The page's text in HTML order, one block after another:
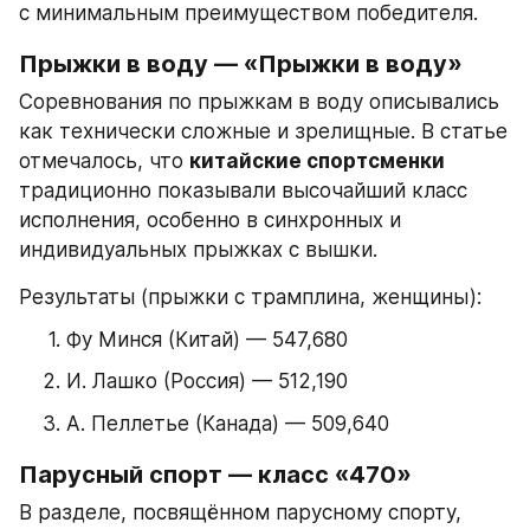
с минимальным преимуществом победителя.
Прыжки в воду — «Прыжки в воду»
Соревнования по прыжкам в воду описывались
как технически сложные и зрелищные. В статье
отмечалось, что китайские спортсменки
традиционно показывали высочайший класс
исполнения, особенно в синхронных и
индивидуальных прыжках с вышки.
Результаты (прыжки с трамплина, женщины):
Фу Минся (Китай) — 547,680
И. Лашко (Россия) — 512,190
А. Пеллетье (Канада) — 509,640
Парусный спорт — класс «470»
В разделе, посвящённом парусному спорту,